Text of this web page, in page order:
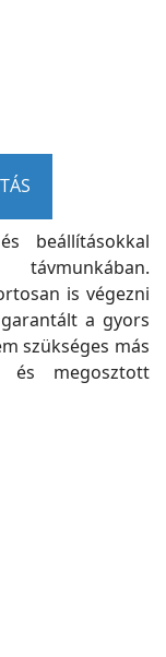
beállításokkal
is végezni
a gyors
szükséges más
és megosztott